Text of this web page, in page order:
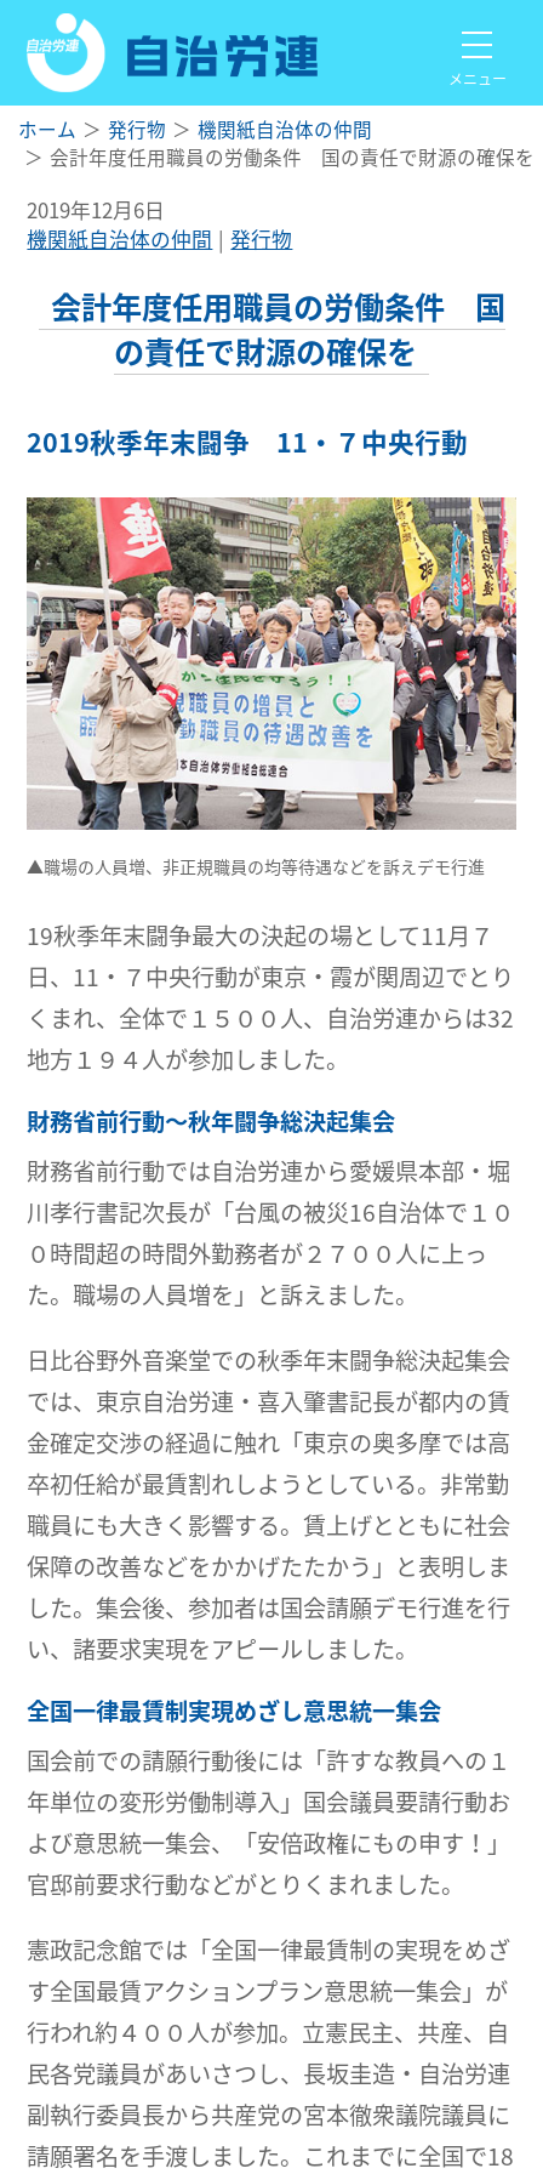
メニュー
ホーム 発行物
機関紙自治体の仲間
会計年度任用職員の労働条件 国の責任で財源の確保を
2019年12月6日
機関紙自治体の仲間
発行物
会計年度任用職員の労働条件 国
の責任で財源の確保を
2019秋季年末闘争 11・７中央行動
▲職場の人員増、非正規職員の均等待遇などを訴えデモ行進
19秋季年末闘争最大の決起の場として11月７
日、11・７中央行動が東京・霞が関周辺でとり
くまれ、全体で１５００人、自治労連からは32
地方１９４人が参加しました。
財務省前行動～秋年闘争総決起集会
財務省前行動では自治労連から愛媛県本部・堀
川孝行書記次長が「台風の被災16自治体で１０
０時間超の時間外勤務者が２７００人に上っ
た。職場の人員増を」と訴えました。
日比谷野外音楽堂での秋季年末闘争総決起集会
では、東京自治労連・喜入肇書記長が都内の賃
金確定交渉の経過に触れ「東京の奥多摩では高
卒初任給が最賃割れしようとしている。非常勤
職員にも大きく影響する。賃上げとともに社会
保障の改善などをかかげたたかう」と表明しま
した。集会後、参加者は国会請願デモ行進を行
い、諸要求実現をアピールしました。
全国一律最賃制実現めざし意思統一集会
国会前での請願行動後には「許すな教員への１
年単位の変形労働制導入」国会議員要請行動お
よび意思統一集会、「安倍政権にもの申す！」
官邸前要求行動などがとりくまれました。
憲政記念館では「全国一律最賃制の実現をめざ
す全国最賃アクションプラン意思統一集会」が
行われ約４００人が参加。立憲民主、共産、自
民各党議員があいさつし、長坂圭造・自治労連
副執行委員長から共産党の宮本徹衆議院議員に
請願署名を手渡しました。これまでに全国で18